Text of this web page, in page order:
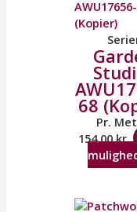
68
Pr.
154,00kr.